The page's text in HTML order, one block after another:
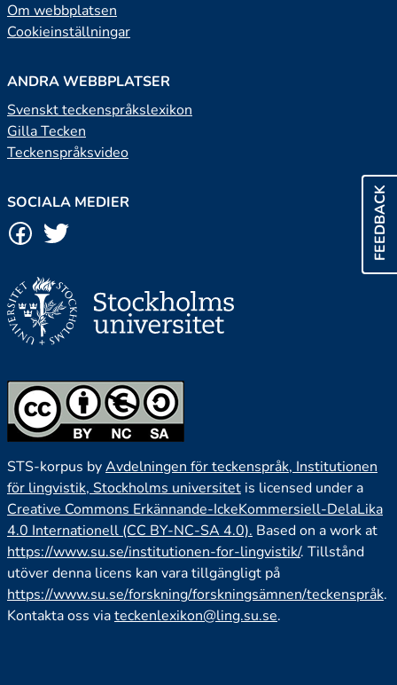
FEEDBACK
Om webbplatsen
Cookieinställningar
ANDRA WEBBPLATSER
Svenskt teckenspråkslexikon
Gilla Tecken
Teckenspråksvideo
SOCIALA MEDIER
STS-korpus byAvdelningen för teckenspråk, Institutionen
för lingvistik, Stockholms universitet is licensed under a
Creative Commons Erkännande-IckeKommersiell-DelaLika
4.0 Internationell (CC BY-NC-SA 4.0). Based on a work at
https://www.su.se/institutionen-for-lingvistik/. Tillstånd
utöver denna licens kan vara tillgängligt på
https://www.su.se/forskning/forskningsämnen/teckenspråk.
Kontakta oss viateckenlexikon@ling.su.se.